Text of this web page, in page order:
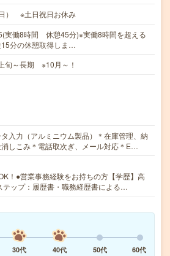
） ※土日祝日お休み
実働8時間 休憩45分)※実働8時間を超える
分の休憩取得しま…
旬～長期 ※10月～！
タ入力（アルミニウム製品）＊在庫管理、納
しこみ＊電話取次ぎ、メール対応＊E…
！●営業事務経験をお持ちの方【学歴】高
テップ：履歴書・職務経歴書による…
30代 40代 50代
60代